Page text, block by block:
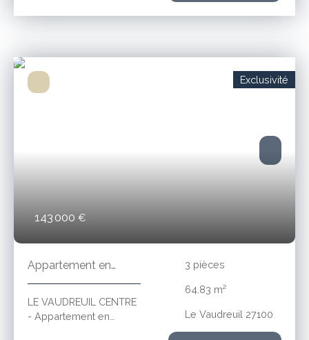
aménagée ouverte sur
Cave et Grenier. Pas de
travaux à prévoir
Revenus locatifs
Exclusivité
143 000 €
Appartement en
excellent état
LE VAUDREUIL CENTRE
- Appartement en
3 pièces
64.83 m²
Le Vaudreuil 27100